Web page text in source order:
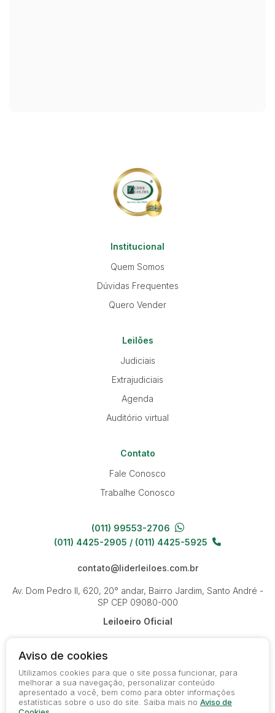
Institucional
Quem Somos
Dúvidas Frequentes
Quero Vender
Leilões
Judiciais
Extrajudiciais
Agenda
Auditório virtual
Contato
Fale Conosco
Trabalhe Conosco
(011) 99553-2706
(011) 4425-2905 / (011) 4425-5925
contato@liderleiloes.com.br
Av. Dom Pedro II, 620, 20° andar, Bairro Jardim, Santo André -
SP CEP 09080-000
Leiloeiro Oficial
© 2026-present - Todos os direitos reservados
Aviso de cookies
Utilizamos cookies para que o site possa funcionar, para
melhorar a sua navegação, personalizar conteúdo
apresentado a você, bem como para obter informações
estatísticas sobre o uso do site. Saiba mais no Aviso de